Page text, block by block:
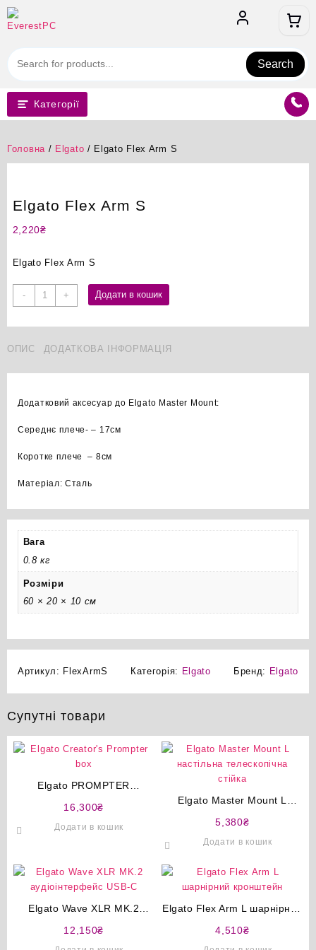
Перейти
до
Search
Категорії
Головна / Elgato / Elgato Flex Arm S
Elgato Flex Arm S
2,220₴
Elgato Flex Arm S
-
Elgato
Flex
кількість
+ Додати в кошик
ОПИС ДОДАТКОВА ІНФОРМАЦІЯ
Додатковий аксесуар до Elgato Master Mount:
Середнє плече- – 17см
Коротке плече – 8см
Матеріал: Сталь
Вага
0.8 кг
Розміри
60 × 20 × 10 см
Артикул: FlexArmS Категорія: Elgato Бренд: Elgato
Супутні товари
Elgato PROMPTER
екраном 9″
16,300₴
Додати в кошик
Elgato Master Mount L
стійка
5,380₴
Додати в кошик
Elgato Wave XLR MK.2
12,150₴
Elgato Flex Arm L шарнірний
4,510₴